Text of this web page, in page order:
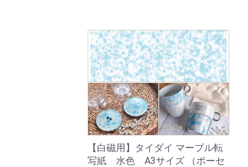
【白磁用】タイダイ マーブル転
写紙 水色 A3サイズ （ポーセ